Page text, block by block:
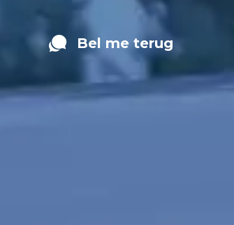
Bel me terug